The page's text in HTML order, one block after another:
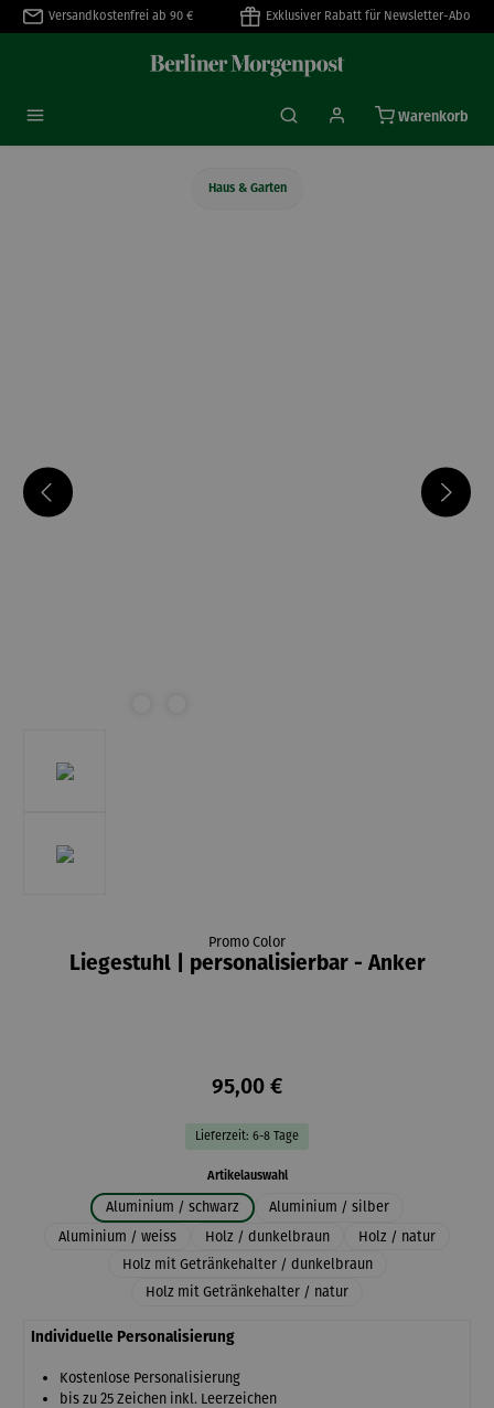
springen
Versandkostenfrei ab 90 € Exklusiver Rabatt für Newsletter-Abo
Warenkorb
Haus & Garten
Promo Color
Liegestuhl | personalisierbar - Anker
95,00 €
Lieferzeit: 6-8 Tage
Artikelauswahlauswählen
Aluminium / schwarz
Aluminium / silber
Aluminium / weiss
Holz / dunkelbraun
Holz / natur
Holz mit Getränkehalter / dunkelbraun
Holz mit Getränkehalter / natur
Individuelle Personalisierung
Kostenlose Personalisierung
bis zu 25 Zeichen inkl. Leerzeichen